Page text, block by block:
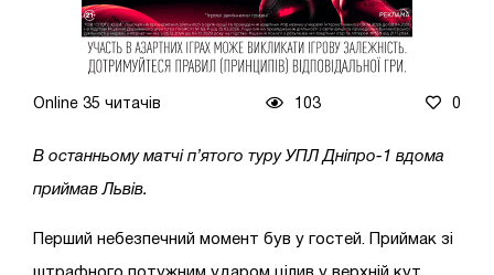
Online 35 читачів 103 0
В останньому матчі п’ятого туру УПЛ Дніпро-1 вдома
приймав Львів.
Перший небезпечний момент був у гостей. Приймак зі